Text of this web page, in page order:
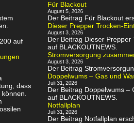
auf
dass
Für Blackout
August 5, 2026
Der Beitrag Für Blackout
Dieser Prepper Trocken-
August 3, 2026
Der Beitrag Dieser
auf BLACKOUTNEWS.
Stromversorgung
August 3, 2026
Der Beitrag
Doppelwums – Gas und
Juli 31, 2026
Der Beitrag Doppelwums –
auf BLACKOUTNEWS.
Notfallplan
Juli 31, 2026
Der Beitrag Notfallplan